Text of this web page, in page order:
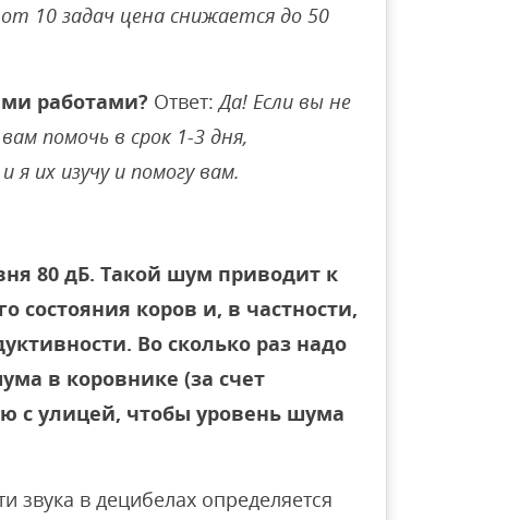
10 задач цена снижается до 50
работами? Ответ:Да! Если вы не
помочь в срок 1-3 дня,
их изучу и помогу вам.
80 дБ. Такой шум приводит к
состояния коров и, в частности,
Во сколько раз надо
в коровнике (за счет
с улицей, чтобы уровень шума
звука в децибелах определяется